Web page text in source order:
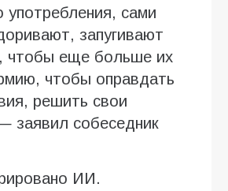
употребления, сами
запугивают
чтобы еще больше их
чтобы оправдать
решить свои
заявил собеседник
ИИ.